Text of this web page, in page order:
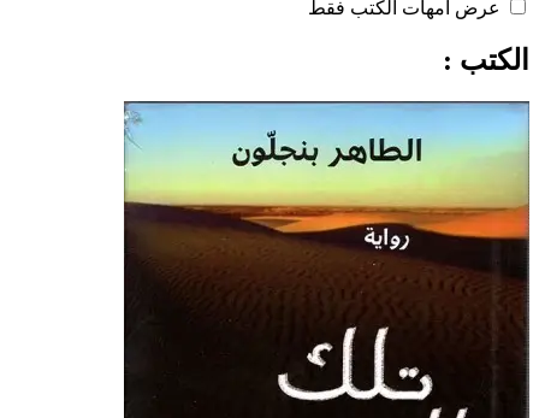
عرض امهات الكتب فقط
الكتب :